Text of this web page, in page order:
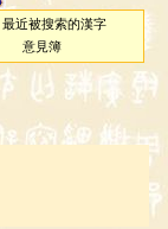
最近被搜索的漢字
意見簿